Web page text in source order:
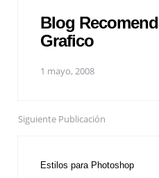
Blog
Grafico
1 mayo, 2008
Siguiente Publicación
Estilos para Photoshop